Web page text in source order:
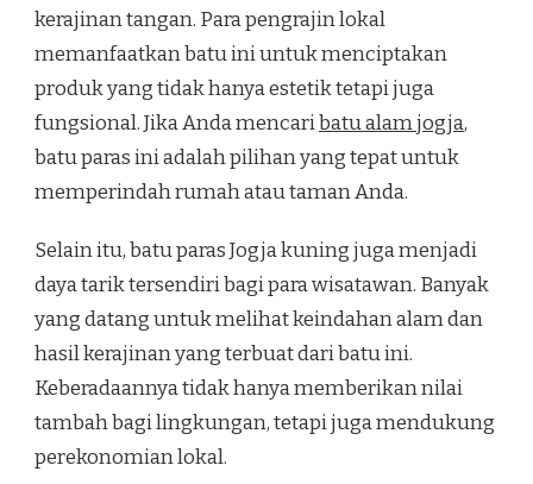
kerajinan tangan. Para pengrajin lokal
memanfaatkan batu ini untuk menciptakan
produk yang tidak hanya estetik tetapi juga
fungsional. Jika Anda mencaribatu alam jogja,
batu paras ini adalah pilihan yang tepat untuk
memperindah rumah atau taman Anda.
Selain itu, batu paras Jogja kuning juga menjadi
daya tarik tersendiri bagi para wisatawan. Banyak
yang datang untuk melihat keindahan alam dan
hasil kerajinan yang terbuat dari batu ini.
Keberadaannya tidak hanya memberikan nilai
tambah bagi lingkungan, tetapi juga mendukung
perekonomian lokal.